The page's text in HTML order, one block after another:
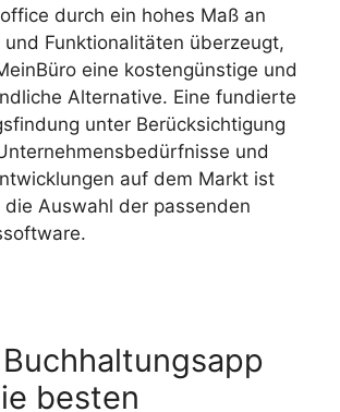
durch ein hohes Maß an
und Funktionalitäten überzeugt,
eine kostengünstige und
Alternative. Eine fundierte
unter Berücksichtigung
und
auf dem Markt ist
die Auswahl der passenden
besten